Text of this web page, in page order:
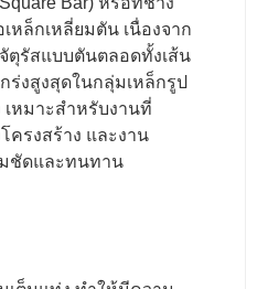
หล็กเหลี่ยมตัน เนื่องจาก
ตุรัสแบบตันตลอดทั้งเส้น
ร่งสูงสุดในกลุ่มเหล็กรูป
หมาะสำหรับงานที่
ครงสร้าง และงาน
ชัดและทนทาน